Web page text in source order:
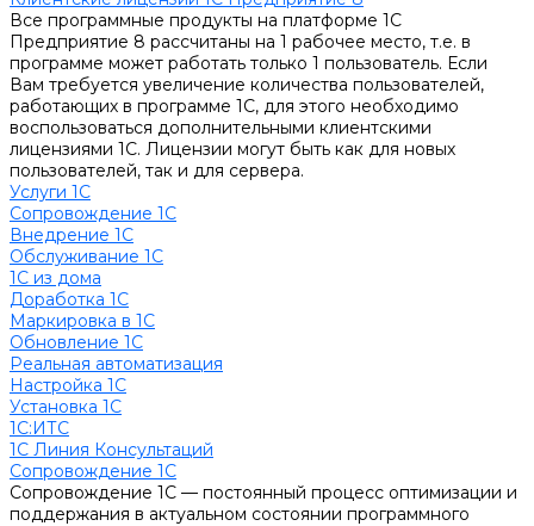
Все программные продукты на платформе 1С
Предприятие 8 рассчитаны на 1 рабочее место, т.е. в
программе может работать только 1 пользователь. Если
Вам требуется увеличение количества пользователей,
работающих в программе 1С, для этого необходимо
воспользоваться дополнительными клиентскими
лицензиями 1С. Лицензии могут быть как для новых
пользователей, так и для сервера.
Услуги 1С
Сопровождение 1С
Внедрение 1С
Обслуживание 1С
1С из дома
Доработка 1С
Маркировка в 1С
Обновление 1С
Реальная автоматизация
Настройка 1С
Установка 1С
1С:ИТС
1С Линия Консультаций
Сопровождение 1С
Сопровождение 1С — постоянный процесс оптимизации и
поддержания в актуальном состоянии программного